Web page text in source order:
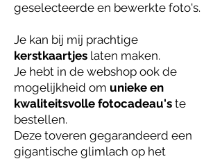
geselecteerde en bewerkte foto's.
Je kan bij mij prachtige
kerstkaartjes laten maken.
Je hebt in de webshop ook de
mogelijkheid om unieke en
kwaliteitsvolle fotocadeau's te
bestellen.
Deze toveren gegarandeerd een
gigantische glimlach op het